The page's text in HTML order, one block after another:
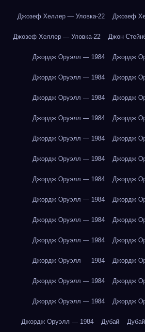
Джозеф Хеллер — Уловка-22 Джозеф
Джозеф Хеллер — Уловка-22 Джон
Джордж Оруэлл — 1984 Джордж
Джордж Оруэлл — 1984 Джордж
Джордж Оруэлл — 1984 Джордж
Джордж Оруэлл — 1984 Джордж
Джордж Оруэлл — 1984 Джордж
Джордж Оруэлл — 1984 Джордж
Джордж Оруэлл — 1984 Джордж
Джордж Оруэлл — 1984 Джордж
Джордж Оруэлл — 1984 Джордж
Джордж Оруэлл — 1984 Джордж
Джордж Оруэлл — 1984 Джордж
Джордж Оруэлл — 1984 Джордж
Джордж Оруэлл — 1984 Джордж
Джордж Оруэлл — 1984 Дубай Дубай